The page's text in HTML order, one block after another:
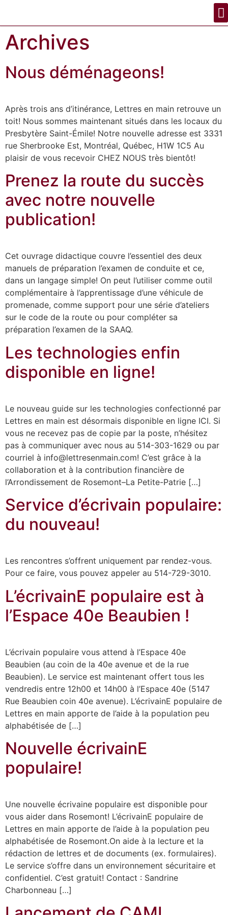
Archives
Nous déménageons!
Après trois ans d’itinérance, Lettres en main retrouve un
toit! Nous sommes maintenant situés dans les locaux du
Presbytère Saint-Émile! Notre nouvelle adresse est 3331
rue Sherbrooke Est, Montréal, Québec, H1W 1C5 Au
plaisir de vous recevoir CHEZ NOUS très bientôt!
Prenez la route du succès
avec notre nouvelle
publication!
Cet ouvrage didactique couvre l’essentiel des deux
manuels de préparation l’examen de conduite et ce,
dans un langage simple! On peut l’utiliser comme outil
complémentaire à l’apprentissage d’une véhicule de
promenade, comme support pour une série d’ateliers
sur le code de la route ou pour compléter sa
préparation l’examen de la SAAQ.
Les technologies enfin
disponible en ligne!
Le nouveau guide sur les technologies confectionné par
Lettres en main est désormais disponible en ligne ICI. Si
vous ne recevez pas de copie par la poste, n’hésitez
pas à communiquer avec nous au 514-303-1629 ou par
courriel à info@lettresenmain.com! C’est grâce à la
collaboration et à la contribution financière de
l’Arrondissement de Rosemont–La Petite-Patrie […]
Service d’écrivain populaire:
du nouveau!
Les rencontres s’offrent uniquement par rendez-vous.
Pour ce faire, vous pouvez appeler au 514-729-3010.
L’écrivainE populaire est à
l’Espace 40e Beaubien !
L’écrivain populaire vous attend à l’Espace 40e
Beaubien (au coin de la 40e avenue et de la rue
Beaubien). Le service est maintenant offert tous les
vendredis entre 12h00 et 14h00 à l’Espace 40e (5147
Rue Beaubien coin 40e avenue). L’écrivainE populaire de
Lettres en main apporte de l’aide à la population peu
alphabétisée de […]
Nouvelle écrivainE
populaire!
Une nouvelle écrivaine populaire est disponible pour
vous aider dans Rosemont! L’écrivainE populaire de
Lettres en main apporte de l’aide à la population peu
alphabétisée de Rosemont.On aide à la lecture et la
rédaction de lettres et de documents (ex. formulaires).
Le service s’offre dans un environnement sécuritaire et
confidentiel. C’est gratuit! Contact : Sandrine
Charbonneau […]